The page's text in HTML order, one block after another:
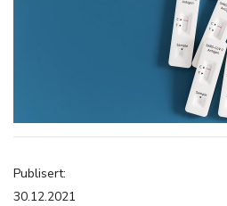
Publisert:
30.12.2021